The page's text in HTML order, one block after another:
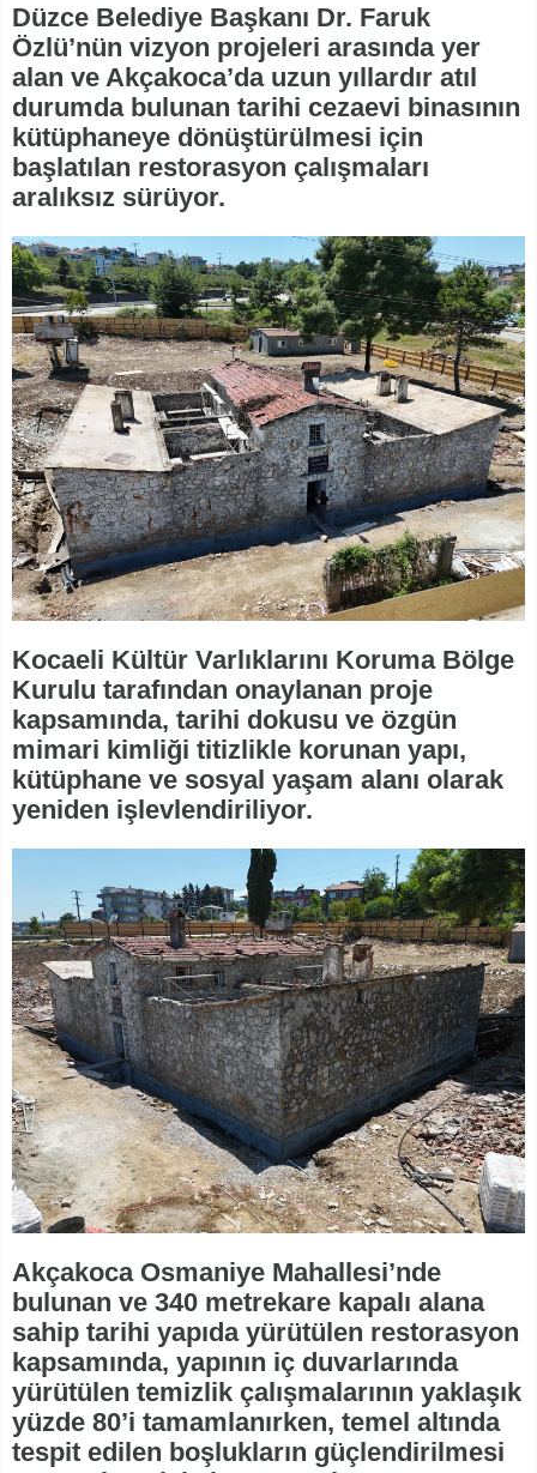
Düzce Belediye Başkanı Dr. Faruk
Özlü’nün vizyon projeleri arasında yer
alan ve Akçakoca’da uzun yıllardır atıl
durumda bulunan tarihi cezaevi binasının
kütüphaneye dönüştürülmesi için
başlatılan restorasyon çalışmaları
aralıksız sürüyor.
Kocaeli Kültür Varlıklarını Koruma Bölge
Kurulu tarafından onaylanan proje
kapsamında, tarihi dokusu ve özgün
mimari kimliği titizlikle korunan yapı,
kütüphane ve sosyal yaşam alanı olarak
yeniden işlevlendiriliyor.
Akçakoca Osmaniye Mahallesi’nde
bulunan ve 340 metrekare kapalı alana
sahip tarihi yapıda yürütülen restorasyon
kapsamında, yapının iç duvarlarında
yürütülen temizlik çalışmalarının yaklaşık
yüzde 80’i tamamlanırken, temel altında
tespit edilen boşlukların güçlendirilmesi